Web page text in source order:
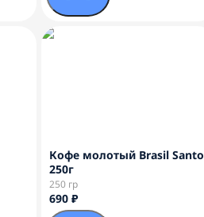
Кофе молотый Brasil
250г
250 гр
690 ₽